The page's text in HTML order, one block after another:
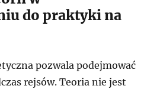
do praktyki na
pozwala podejmować
rejsów. Teoria nie jest